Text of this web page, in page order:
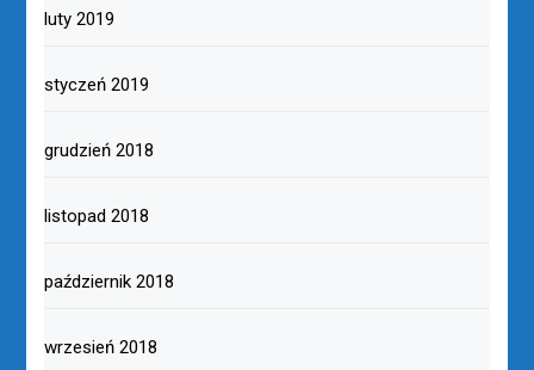
luty 2019
styczeń 2019
grudzień 2018
listopad 2018
październik 2018
wrzesień 2018